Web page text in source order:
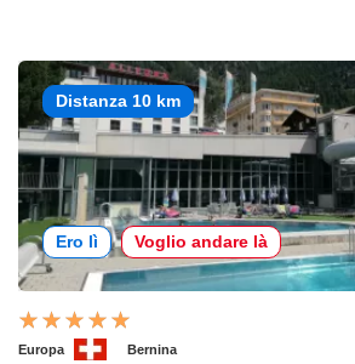
Distanza 10 km
Ero lì Voglio andare là
Europa Bernina